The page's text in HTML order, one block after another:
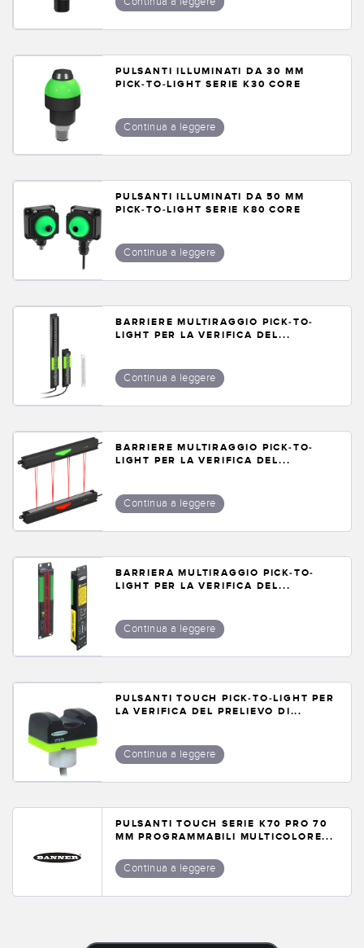
PULSANTI ILLUMINATI DA 30 MM
PICK-TO-LIGHT SERIE K30 CORE
Continua a leggere
PULSANTI ILLUMINATI DA 50 MM
PICK-TO-LIGHT SERIE K80 CORE
Continua a leggere
BARRIERE MULTIRAGGIO PICK-TO-
LIGHT PER LA VERIFICA DEL...
Continua a leggere
BARRIERE MULTIRAGGIO PICK-TO-
LIGHT PER LA VERIFICA DEL...
Continua a leggere
BARRIERA MULTIRAGGIO PICK-TO-
LIGHT PER LA VERIFICA DEL...
Continua a leggere
PULSANTI TOUCH PICK-TO-LIGHT PER
LA VERIFICA DEL PRELIEVO DI...
Continua a leggere
PULSANTI TOUCH SERIE K70 PRO 70
MM PROGRAMMABILI MULTICOLORE...
Continua a leggere